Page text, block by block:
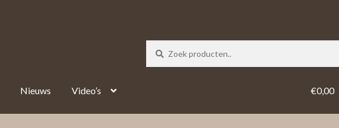
Nieuws Video’s €0,00